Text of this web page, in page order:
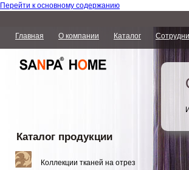
Перейти к основному содержанию
Главная О компании Каталог
Каталог продукции
Коллекции тканей на отрез